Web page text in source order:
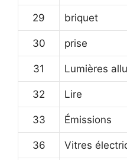
29 briquet
30 prise
31 Lumières
32 Lire
33 Émissions
36 Vitres